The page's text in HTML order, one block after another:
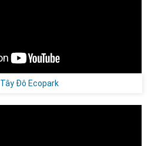
Tây Đô Ecopark